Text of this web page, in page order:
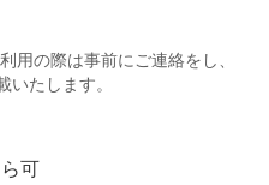
用の際は事前にご連絡をし、
いたします。
可